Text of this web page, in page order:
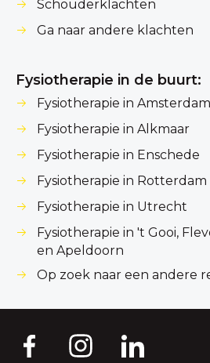
Schouderklachten
Ga naar andere klachten
Fysiotherapie in de buurt:
Fysiotherapie in Amsterdam
Fysiotherapie in Alkmaar
Fysiotherapie in Enschede
Fysiotherapie in Rotterdam
Fysiotherapie in Utrecht
Fysiotherapie in 't Gooi,
en Apeldoorn
Op zoek naar een andere